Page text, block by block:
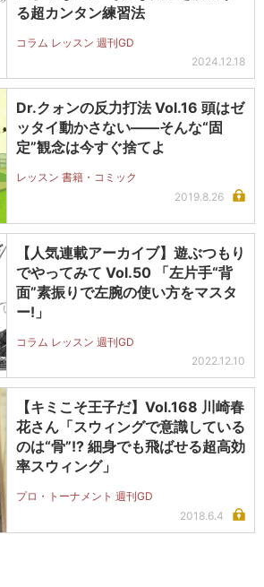
る超カンタン練習法
コラム レッスン 週刊GD
2024.12.18
Dr.クォンの反力打法 Vol.16 頭はゼ
ッタイ動かさない――そんな“固
定”観念は今すぐ捨てよ
レッスン 書籍・コミック
2019.8.26
【人気連載アーカイブ】遊ぶつもり
でやってみて Vol.50 「左片手“背
面”素振りで左腕の使い方をマスタ
ー!」
コラム レッスン 週刊GD
2022.12.10
【キミこそ王子だ】Vol.168 川崎春
花さん「スウィングで意識している
のは“骨”!? 細身でも飛ばせる超高効
率スウィング」
プロ・トーナメント 週刊GD
2018.6.4